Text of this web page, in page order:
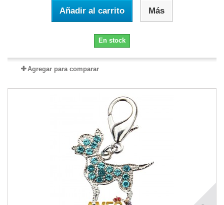
Añadir al carrito Más
En stock
Agregar para comparar